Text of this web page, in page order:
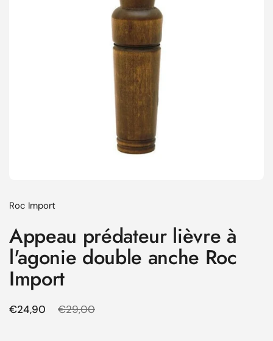
Roc Import
Appeau prédateur lièvre à
l'agonie double anche Roc
Import
Prix régulier
€24,90 Prix de solde
€29,00